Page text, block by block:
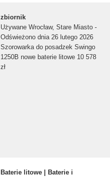
zbiornik
Używane Wrocław, Stare Miasto -
Odświeżono dnia 26 lutego 2026
Szorowarka do posadzek Swingo
1250B nowe baterie litowe 10 578
zł
Baterie litowe | Baterie i